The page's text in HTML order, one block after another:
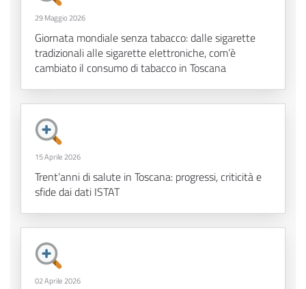
29 Maggio 2026
Giornata mondiale senza tabacco: dalle sigarette
tradizionali alle sigarette elettroniche, com’è
cambiato il consumo di tabacco in Toscana
15 Aprile 2026
Trent’anni di salute in Toscana: progressi, criticità e
sfide dai dati ISTAT
02 Aprile 2026